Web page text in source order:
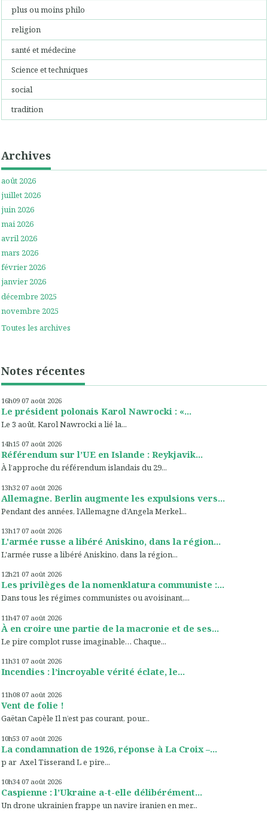
plus ou moins philo
religion
santé et médecine
Science et techniques
social
tradition
Archives
août 2026
juillet 2026
juin 2026
mai 2026
avril 2026
mars 2026
février 2026
janvier 2026
décembre 2025
novembre 2025
Toutes les archives
Notes récentes
16h09 07 août 2026
Le président polonais Karol Nawrocki : «...
Le 3 août, Karol Nawrocki a lié la...
14h15 07 août 2026
Référendum sur l’UE en Islande : Reykjavik...
À l’approche du référendum islandais du 29...
13h32 07 août 2026
Allemagne. Berlin augmente les expulsions vers...
Pendant des années, l’Allemagne d’Angela Merkel...
13h17 07 août 2026
L'armée russe a libéré Aniskino, dans la région...
L'armée russe a libéré Aniskino, dans la région...
12h21 07 août 2026
Les privilèges de la nomenklatura communiste :...
Dans tous les régimes communistes ou avoisinant,...
11h47 07 août 2026
À en croire une partie de la macronie et de ses...
Le pire complot russe imaginable… Chaque...
11h31 07 août 2026
Incendies : l’incroyable vérité éclate, le...
11h08 07 août 2026
Vent de folie !
Gaëtan Capèle Il n’est pas courant, pour...
10h53 07 août 2026
La condamnation de 1926, réponse à La Croix –...
p ar Axel Tisserand L e pire...
10h34 07 août 2026
Caspienne : l’Ukraine a-t-elle délibérément...
Un drone ukrainien frappe un navire iranien en mer...